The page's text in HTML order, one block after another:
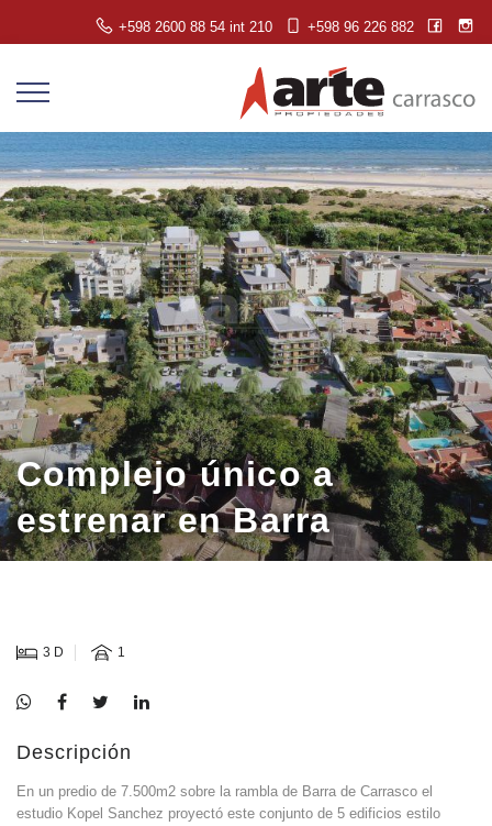
+598 96 226 882
+598 2600 88 54 int 210
Complejo único a
estrenar en Barra
3 D 1
Descripción
En un predio de 7.500m2 sobre la rambla de Barra de Carrasco el
estudio Kopel Sanchez proyectó este conjunto de 5 edificios estilo